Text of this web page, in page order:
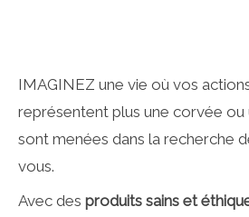
IMAGINEZ une vie où vos
représentent plus une corvée ou
sont menées dans la recherche
vous.
Avec des produits sains et